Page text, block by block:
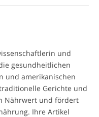
und
gesundheitlichen
und amerikanischen
Gerichte und
Nährwert und fördert
Ihre Artikel